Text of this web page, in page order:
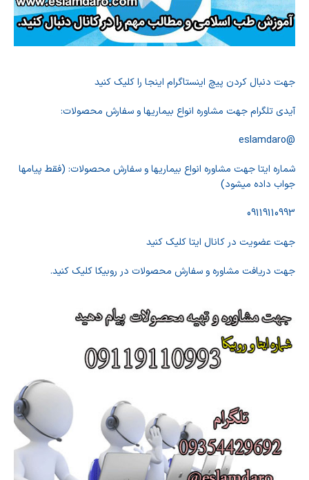
جهت دنبال کردن پیچ اینستاگرام اینجا را کلیک کنید
آیدی تلگرام جهت مشاوره انواع بیماریها و سفارش محصولات:
@eslamdaro
شماره ایتا جهت مشاوره انواع بیماریها و سفارش محصولات: (فقط پیامها
جواب داده میشود)
09119110993
جهت عضویت در کانال ایتا کلیک کنید
جهت دریافت مشاوره و سفارش محصولات در روبیکا کلیک کنید.